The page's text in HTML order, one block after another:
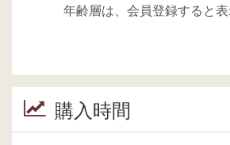
年齢層は、会員登録すると
購入時間